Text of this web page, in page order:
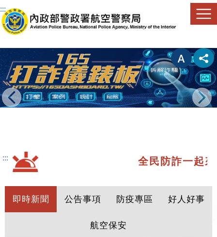
進入內容區塊
:::
上一張(Previous) 下一張(Next)
::: 全民防詐一起
即時新聞 公告事項 防疫專區 好人好事
航空保安